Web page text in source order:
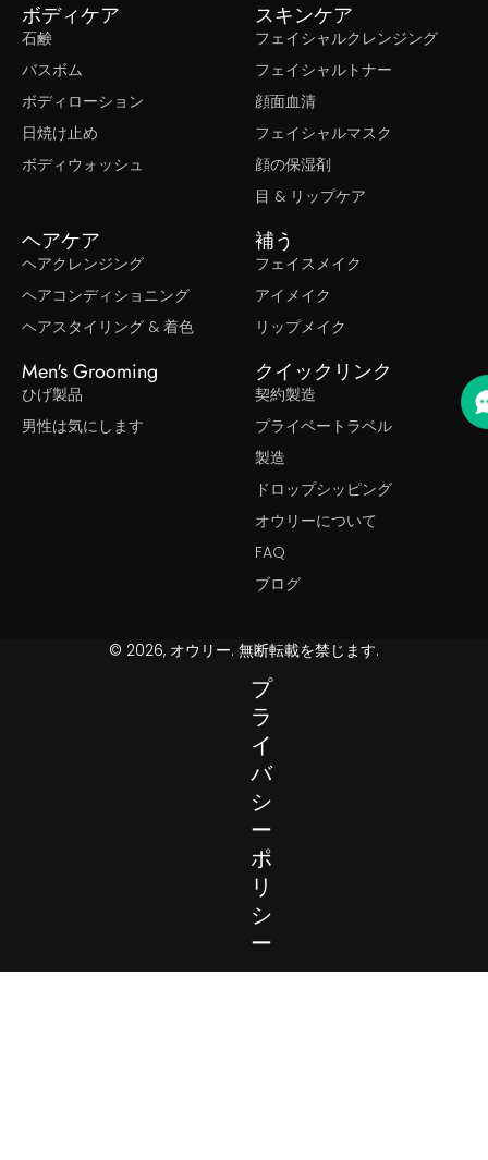
ボディケア
石鹸
バスボム
ボディローション
日焼け止め
ボディウォッシュ
スキンケア
フェイシャルクレンジング
フェイシャルトナー
顔面血清
フェイシャルマスク
顔の保湿剤
目 & リップケア
ヘアケア
ヘアクレンジング
ヘアコンディショニング
ヘアスタイリング & 着色
補う
フェイスメイク
アイメイク
リップメイク
Men's Grooming
ひげ製品
男性は気にします
クイックリンク
契約製造
プライベートラベル
製造
ドロップシッピング
オウリーについて
FAQ
ブログ
© 2026, オウリー. 無断転載を禁じます.
プ
ラ
イ
バ
シ
ー
ポ
リ
シ
ー